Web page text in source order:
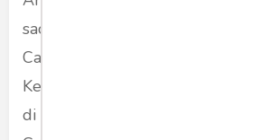
saopat-opat, nu dua di antarana
Carita tea. Enya da euweuh dua
Keuna di kuring, mun si Kakang
di imah ngan ukur paduduaan